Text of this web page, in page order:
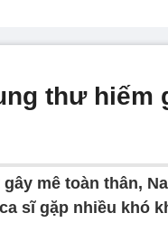
thư hiếm
mê toàn thân,
sĩ gặp nhiều khó